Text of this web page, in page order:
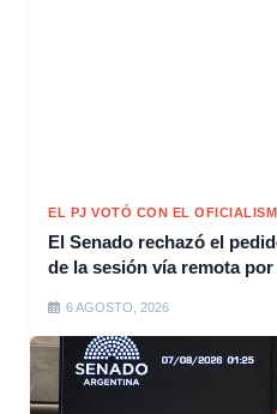
EL PJ VOTÓ CON EL
El Senado rechazó el
de la sesión vía remota
6 AGOSTO, 2026